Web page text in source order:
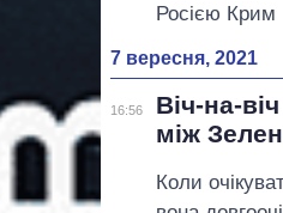
Росією Крим
7 вересня, 2021
16:56
Віч-на-
між
Коли